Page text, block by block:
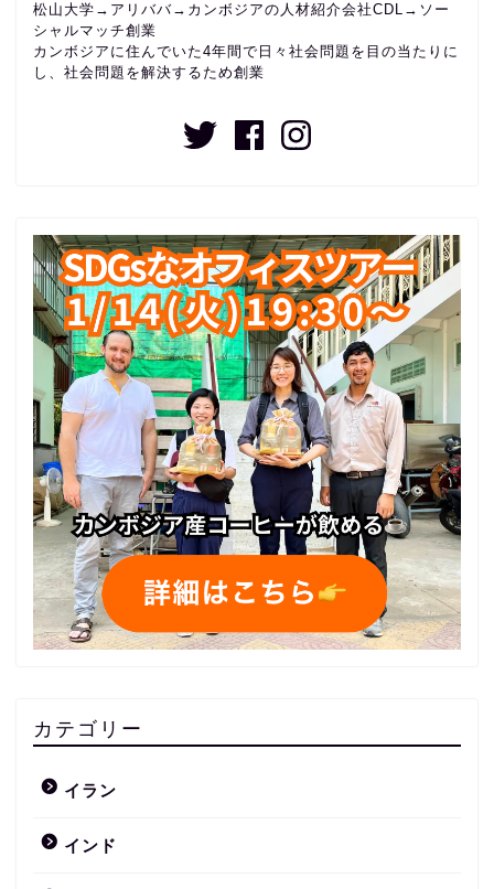
松山大学→アリババ→カンボジアの人材紹介会社CDL→ソー
シャルマッチ創業
カンボジアに住んでいた4年間で日々社会問題を目の当たりに
し、社会問題を解決するため創業
カテゴリー
イラン
インド